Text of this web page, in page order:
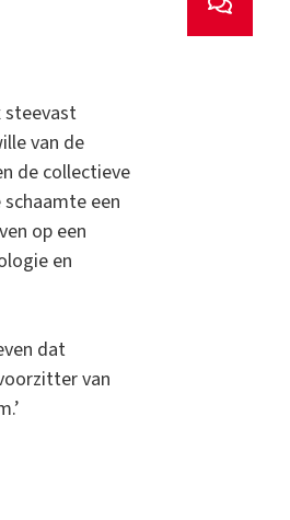
steevast
van de
de collectieve
een
op een
en
dat
van